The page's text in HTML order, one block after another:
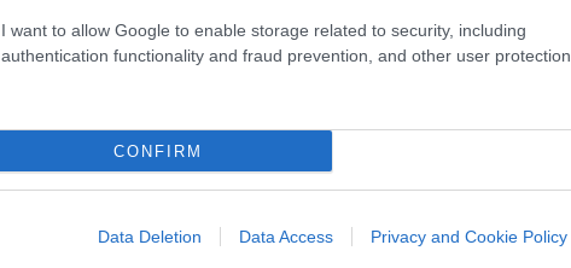
I want to allow Google to enable storage related to security, including
authentication functionality and fraud prevention, and other user protection.
CONFIRM
Data Deletion Data Access Privacy and Cookie Policy
di
Enrico Foscarini
25 Maggio 2026, 12:30
3.5k
Caro bollette, è la sinistra che tiene
prigionieri gli italiani